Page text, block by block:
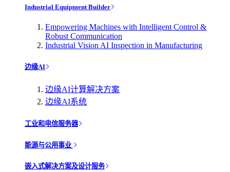
Industrial Equipment Builder
Empowering Machines with Intelligent Control &
Robust Communication
Industrial Vision AI Inspection in Manufacturing
边缘AI
边缘AI计算解决方案
边缘AI系统
工业和电信服务器
能源与公用事业
嵌入式解决方案及设计服务